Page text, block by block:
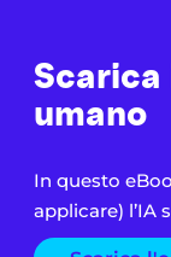
Scarica
umano
In questo
applicare) l’IA